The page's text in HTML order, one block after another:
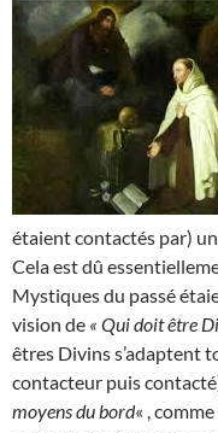
étaient contactés par) un
Cela est dû
Mystiques du passé
vision de « Qui doit être
êtres Divins s’adaptent
contacteur puis
moyens du bord« ,